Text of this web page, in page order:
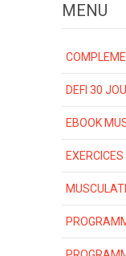
MENU
DEFI 30
EBOOK